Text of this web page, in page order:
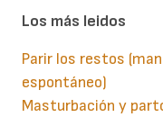
Los más leidos
Parir los restos
espontáneo)
Masturbación y